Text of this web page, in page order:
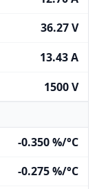
36.27 V
13.43 A
1500 V
-0.350 %/°C
-0.275 %/°C